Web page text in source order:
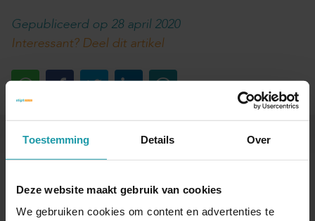
Toestemming Details Over
Deze website maakt gebruik van cookies
We gebruiken cookies om content en advertenties te
Gepubliceerd op 28 april 2020
Interessant? Deel dit artikel
Blijf op de hoogte van het financiële nieuws
mailing.